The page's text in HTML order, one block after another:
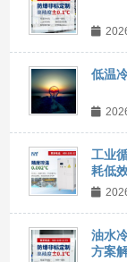
低温
工业
耗低
油水
方案